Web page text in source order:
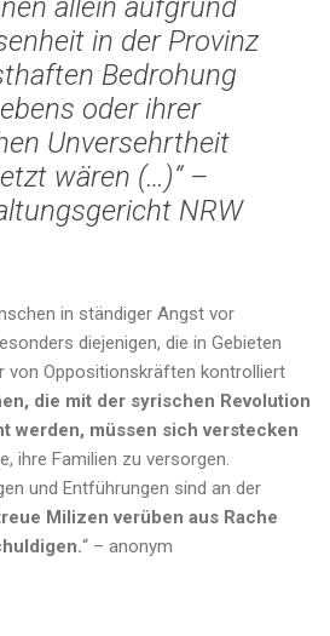
allein aufgrund
in der Provinz
Bedrohung
oder ihrer
Unversehrtheit
wären (…)“ –
NRW
in ständiger Angst vor
diejenigen, die in Gebieten
von Oppositionskräften kontrolliert
die mit der syrischen Revolution
werden, müssen sich verstecken
ihre Familien zu versorgen.
und Entführungen sind an der
Milizen verüben aus Rache
“ – anonym